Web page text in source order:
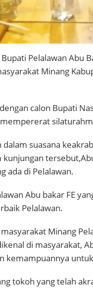
Pelalawan Abu
Minang
calon Bupati
suasana
kunjungan
ada di Pelalawan.
Abu bakar FE
Pelalawan.
Minang
di masyarakat,
kemampuannya
tokoh yang telah